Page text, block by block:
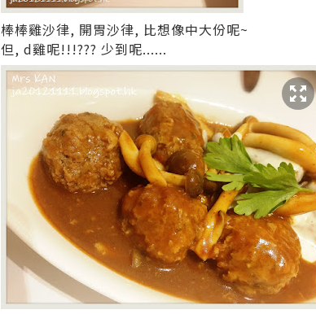
棒棒雞沙律, 開胃沙律, 比想像中大份呢~
但, d雞呢!!!??? 少到呢......